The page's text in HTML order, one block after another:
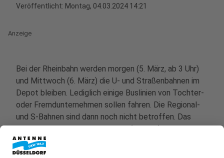
Veröffentlicht: Montag, 04.03.2024 14:21
Anzeige
Bei der Rheinbahn werden morgen (5. März, ab 3 Uhr)
und Mittwoch (6. März) die U- und Straßenbahnen im
Depot bleiben. Lediglich einige Buslinien von Tochter-
oder Fremdunternehmen sollen fahren. Die Regional-
und S-Bahnen sind dann noch nicht betroffen. Das
ändert sich aber am Donnerstag (7. März): Die GDL hat
die Beschäftigten der Deutschen Bahn ab 2 Uhr in der
Früh zum Streik aufgerufen. Dieser soll bis